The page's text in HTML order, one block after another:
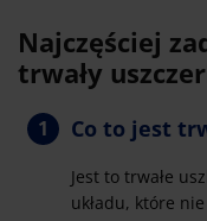
Najczęściej
trwały
Co to jest
Jest to trwałe
układu, które